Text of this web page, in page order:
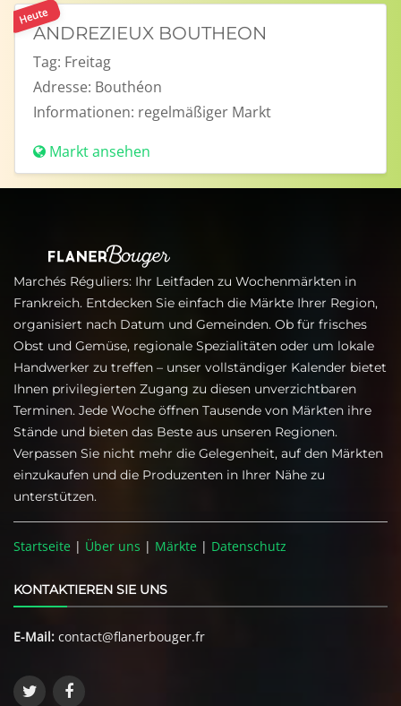
Heute
ANDREZIEUX BOUTHEON
Tag: Freitag
Adresse: Bouthéon
Informationen: regelmäßiger Markt
Markt ansehen
Marchés Réguliers: Ihr Leitfaden zu Wochenmärkten in
Frankreich. Entdecken Sie einfach die Märkte Ihrer Region,
organisiert nach Datum und Gemeinden. Ob für frisches
Obst und Gemüse, regionale Spezialitäten oder um lokale
Handwerker zu treffen – unser vollständiger Kalender bietet
Ihnen privilegierten Zugang zu diesen unverzichtbaren
Terminen. Jede Woche öffnen Tausende von Märkten ihre
Stände und bieten das Beste aus unseren Regionen.
Verpassen Sie nicht mehr die Gelegenheit, auf den Märkten
einzukaufen und die Produzenten in Ihrer Nähe zu
unterstützen.
Startseite | Über uns | Märkte | Datenschutz
KONTAKTIEREN SIE UNS
E-Mail: contact@flanerbouger.fr